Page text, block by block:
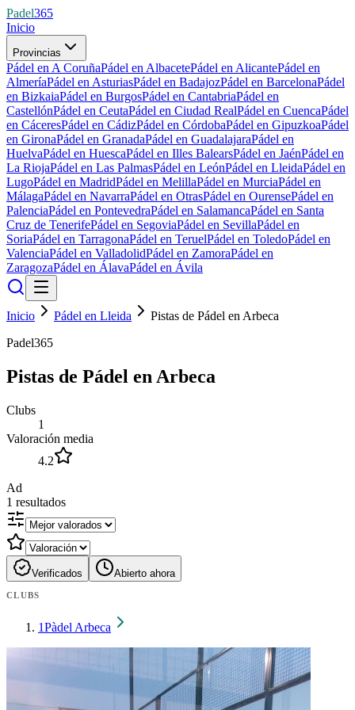
Padel365
Inicio
Provincias
Pádel en A CoruñaPádel en AlbacetePádel en AlicantePádel en
AlmeríaPádel en AsturiasPádel en BadajozPádel en BarcelonaPádel
en BizkaiaPádel en BurgosPádel en CantabriaPádel en
CastellónPádel en CeutaPádel en Ciudad RealPádel en CuencaPádel
en CáceresPádel en CádizPádel en CórdobaPádel en GipuzkoaPádel
en GironaPádel en GranadaPádel en GuadalajaraPádel en
HuelvaPádel en HuescaPádel en Illes BalearsPádel en JaénPádel en
La RiojaPádel en Las PalmasPádel en LeónPádel en LleidaPádel en
LugoPádel en MadridPádel en MelillaPádel en MurciaPádel en
MálagaPádel en NavarraPádel en OtrasPádel en OurensePádel en
PalenciaPádel en PontevedraPádel en SalamancaPádel en Santa
Cruz de TenerifePádel en SegoviaPádel en SevillaPádel en
SoriaPádel en TarragonaPádel en TeruelPádel en ToledoPádel en
ValenciaPádel en ValladolidPádel en ZamoraPádel en
ZaragozaPádel en ÁlavaPádel en Ávila
Inicio Pádel en Lleida
Pistas de Pádel en Arbeca
Padel365
Pistas de Pádel en Arbeca
Clubs
1
Valoración media
4.2
Ad
1 resultados
Verificados Abierto ahora
CLUBS
1Pàdel Arbeca